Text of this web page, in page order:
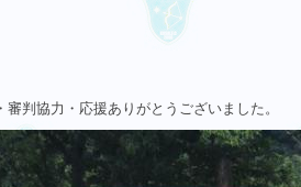
判協力・応援ありがとうございました。